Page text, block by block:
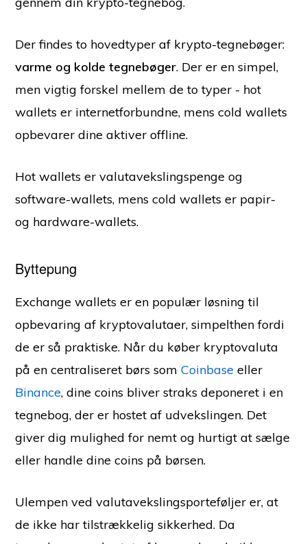
Der findes to hovedtyper af krypto-tegnebøger:
varme og kolde tegnebøger. Der er en simpel,
men vigtig forskel mellem de to typer - hot
wallets er internetforbundne, mens cold wallets
opbevarer dine aktiver offline.
Hot wallets er valutavekslingspenge og
software-wallets, mens cold wallets er papir-
og hardware-wallets.
Byttepung
Exchange wallets er en populær løsning til
opbevaring af kryptovalutaer, simpelthen fordi
de er så praktiske. Når du køber kryptovaluta
på en centraliseret børs somCoinbase eller
Binance, dine coins bliver straks deponeret i en
tegnebog, der er hostet af udvekslingen. Det
giver dig mulighed for nemt og hurtigt at sælge
eller handle dine coins på børsen.
Ulempen ved valutavekslingsporteføljer er, at
de ikke har tilstrækkelig sikkerhed. Da